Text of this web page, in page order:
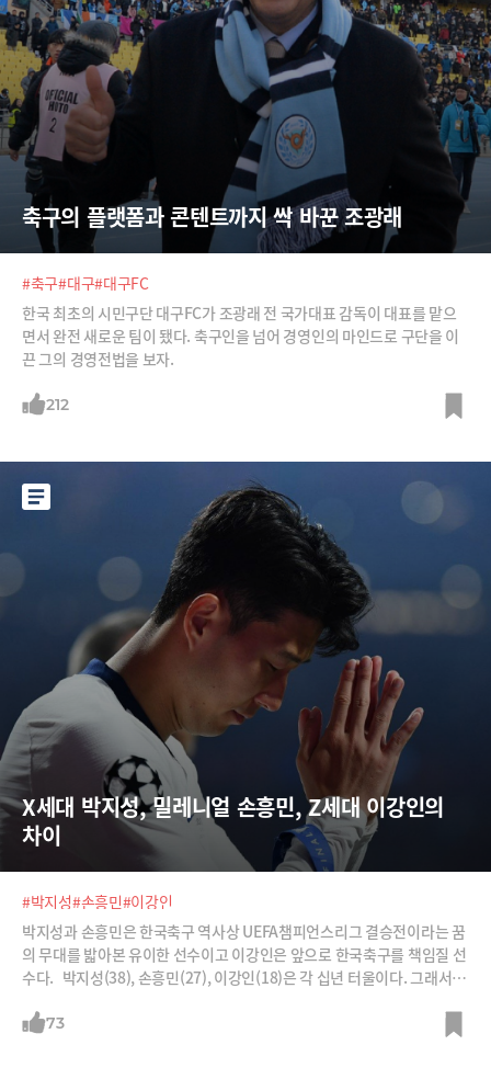
축구의 플랫폼과 콘텐트까지 싹 바꾼 조광래
#축구#대구#대구FC
한국 최초의 시민구단 대구FC가 조광래 전 국가대표 감독이 대표를 맡으
면서 완전 새로운 팀이 됐다. 축구인을 넘어 경영인의 마인드로 구단을 이
끈 그의 경영전법을 보자.
212
X세대 박지성, 밀레니얼 손흥민, Z세대 이강인의
차이
#박지성#손흥민#이강인
박지성과 손흥민은 한국축구 역사상 UEFA챔피언스리그 결승전이라는 꿈
의 무대를 밟아본 유이한 선수이고 이강인은 앞으로 한국축구를 책임질 선
수다. 박지성(38), 손흥민(27), 이강인(18)은 각 십년 터울이다. 그래서 세
세대, 밀레니얼세대, Z세대 차이만큼 다르다. 개척자 '박지성', 유소년대표
73